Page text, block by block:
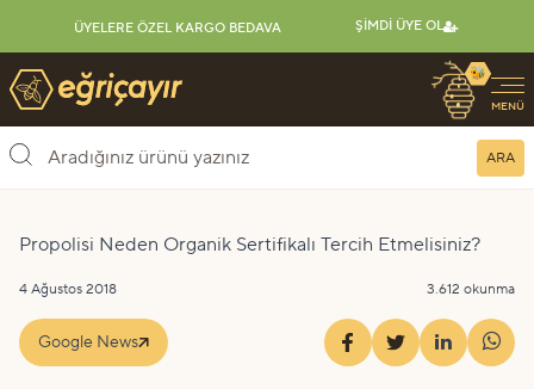
ÜYELERE ÖZEL KARGO BEDAVA ŞIMDI ÜYE OL
Eğriçayır Organik Arı Ürünleri 🐝
MENÜ
ARA
Propolisi Neden Organik Sertifikalı Tercih Etmelisiniz?
4 Ağustos 2018 3.612 okunma
Google News